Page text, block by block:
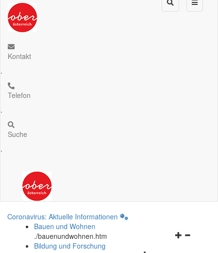
Kontakt
.
Telefon
.
Suche
.
Coronavirus: Aktuelle Informationen
Bauen und Wohnen
./bauenundwohnen.htm
Bildung und Forschung